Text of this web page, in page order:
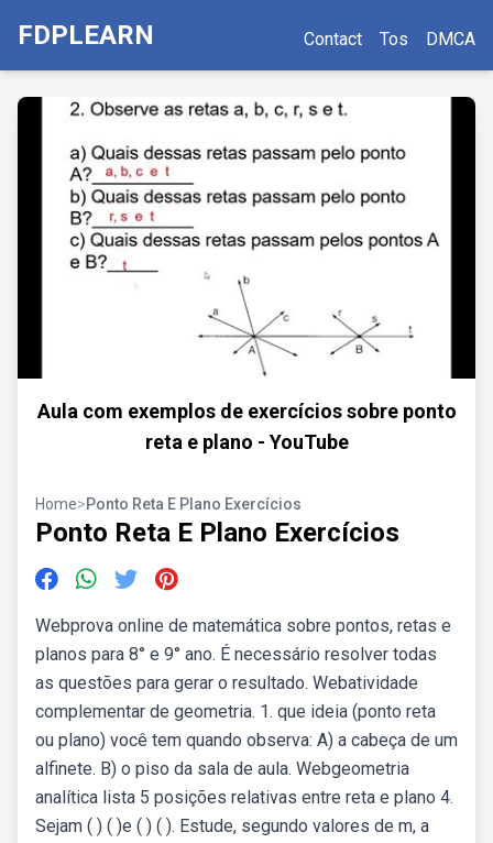
FDPLEARN Contact Tos DMCA
Aula com exemplos de exercícios sobre ponto
reta e plano - YouTube
Home>Ponto Reta E Plano Exercícios
Ponto Reta E Plano Exercícios
Webprova online de matemática sobre pontos, retas e
planos para 8° e 9° ano. É necessário resolver todas
as questões para gerar o resultado. Webatividade
complementar de geometria. 1. que ideia (ponto reta
ou plano) você tem quando observa: A) a cabeça de um
alfinete. B) o piso da sala de aula. Webgeometria
analítica lista 5 posições relativas entre reta e plano 4.
Sejam ( ) ( )e ( ) ( ). Estude, segundo valores de m, a